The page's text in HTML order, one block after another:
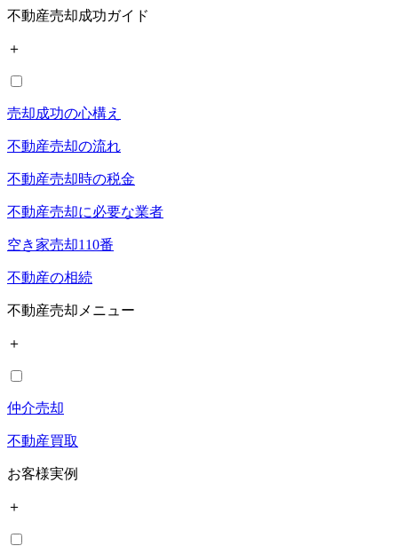
不動産売却成功ガイド
＋
売却成功の心構え
不動産売却の流れ
不動産売却時の税金
不動産売却に必要な業者
空き家売却110番
不動産の相続
不動産売却メニュー
＋
仲介売却
不動産買取
お客様実例
＋